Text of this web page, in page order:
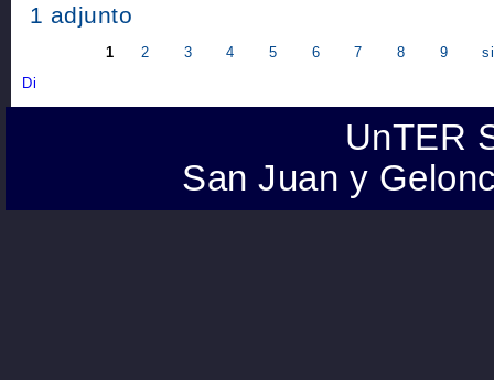
1 adjunto
1 2 3 4 5 6 7 8 9
UnTER
San Juan y